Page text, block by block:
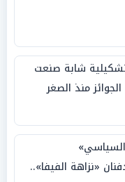
شابة صنعت
منذ الصغر
السياسي»
«نزاهة الفيفا»..